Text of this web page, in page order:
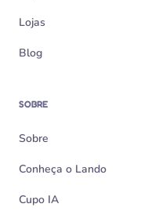
Lojas
Blog
SOBRE
Sobre
Conheça o Lando
Cupo IA